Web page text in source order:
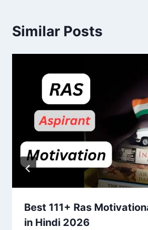
Similar Posts
Best 111+ Ras
in Hindi 2026